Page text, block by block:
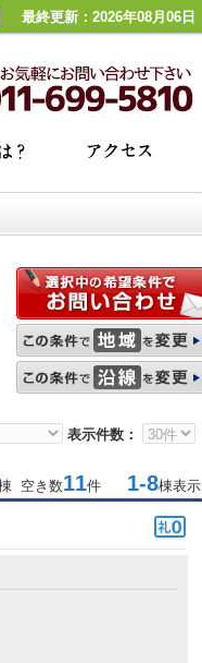
最終更新：2026年08月06日
表示件数：
空き数11件 1-8棟表示